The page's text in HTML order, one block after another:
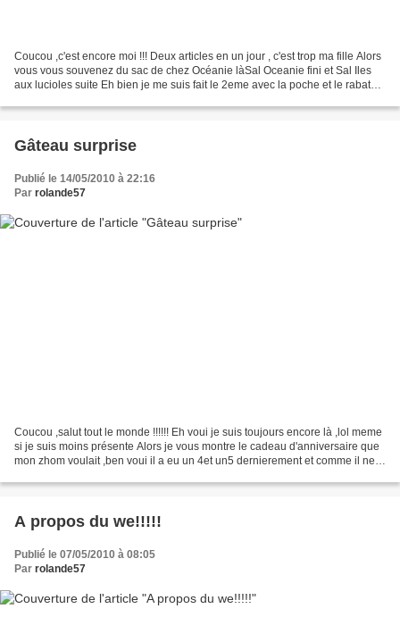
Coucou ,c'est encore moi !!! Deux articles en un jour , c'est trop ma fille Alors
vous vous souvenez du sac de chez Océanie làSal Oceanie fini et Sal Iles
aux lucioles suite Eh bien je me suis fait le 2eme avec la poche et le rabat
Gâteau surprise
Publié le 14/05/2010 à 22:16
Par rolande57
Coucou ,salut tout le monde !!!!!! Eh voui je suis toujours encore là ,lol meme
si je suis moins présente Alors je vous montre le cadeau d'anniversaire que
mon zhom voulait ,ben voui il a eu un 4et un5 dernierement et comme il ne
A propos du we!!!!!
Publié le 07/05/2010 à 08:05
Par rolande57